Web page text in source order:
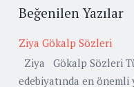
Beğenilen Yazılar
Ziya Gökalp Sözleri
Ziya Gökalp Sözleri
edebiyatında en